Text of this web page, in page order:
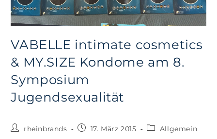
VABELLE intimate cosmetics
& MY.SIZE Kondome am 8.
Symposium
Jugendsexualität
Beitrags-
rheinbrands
Beitrag17. März 2015
Beitrags-
Allgemein